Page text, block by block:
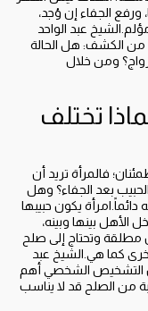
ورفع الجفاء إن وُجد،
عبد الواحد
من الكشف: هل الحالة
ومن خلال
تختلف
فالمرأة تريد أن
بعد الجفاء؟ وهل
دائماً.امرأة يكون حبيبها
الأهل بينها وبينه،
مطلقة وتحتاج إلى صلح
كما هي.الشيخ عبد
التشخيص الشخصي أهم
من الصلح قد لا يناسب